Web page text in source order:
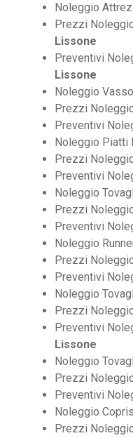
Noleggio
Prezzi
Lissone
Preventivi
Lissone
Noleggio
Prezzi
Preventivi
Noleggio Piatti
Prezzi
Preventivi
Noleggio
Prezzi
Preventivi
Noleggio
Prezzi
Preventivi
Noleggio
Prezzi
Preventivi
Lissone
Noleggio
Prezzi
Preventivi
Noleggio
Prezzi